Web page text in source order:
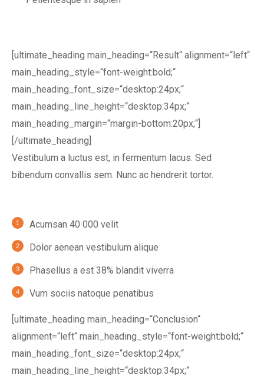
[ultimate_heading main_heading=“Result“ alignment=“left“
main_heading_style=“font-weight:bold;“
main_heading_font_size=“desktop:24px;“
main_heading_line_height=“desktop:34px;“
main_heading_margin=“margin-bottom:20px;“]
[/ultimate_heading]
Vestibulum a luctus est, in fermentum lacus. Sed
bibendum convallis sem. Nunc ac hendrerit tortor.
Acumsan 40 000 velit
Dolor aenean vestibulum alique
Phasellus a est 38% blandit viverra
Vum sociis natoque penatibus
[ultimate_heading main_heading=“Conclusion“
alignment=“left“ main_heading_style=“font-weight:bold;“
main_heading_font_size=“desktop:24px;“
main_heading_line_height=“desktop:34px;“